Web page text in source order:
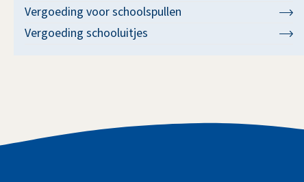
Vergoeding voor schoolspullen
Vergoeding schooluitjes